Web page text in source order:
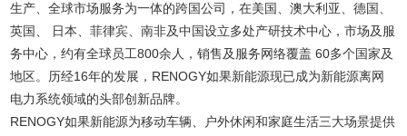
生产、全球市场服务为一体的跨国公司，在美国、澳大利亚、德国、
英国、 日本、菲律宾、南非及中国设立多处产研技术中心，市场及服
务中心，约有全球员工800余人，销售及服务网络覆盖 60多个国家及
地区。历经16年的发展，RENOGY如果新能源现已成为新能源离网
电力系统领域的头部创新品牌。
RENOGY如果新能源为移动车辆、户外休闲和家庭生活三大场景提供